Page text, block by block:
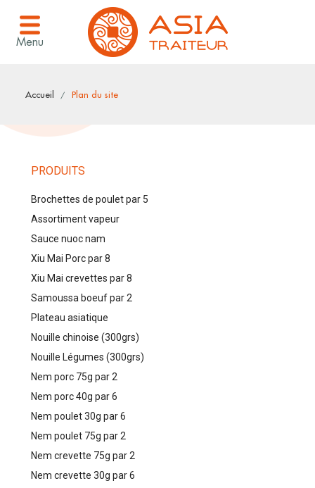
Menu
Accueil Plan du site
PRODUITS
Brochettes de poulet par 5
Assortiment vapeur
Sauce nuoc nam
Xiu Mai Porc par 8
Xiu Mai crevettes par 8
Samoussa boeuf par 2
Plateau asiatique
Nouille chinoise (300grs)
Nouille Légumes (300grs)
Nem porc 75g par 2
Nem porc 40g par 6
Nem poulet 30g par 6
Nem poulet 75g par 2
Nem crevette 75g par 2
Nem crevette 30g par 6